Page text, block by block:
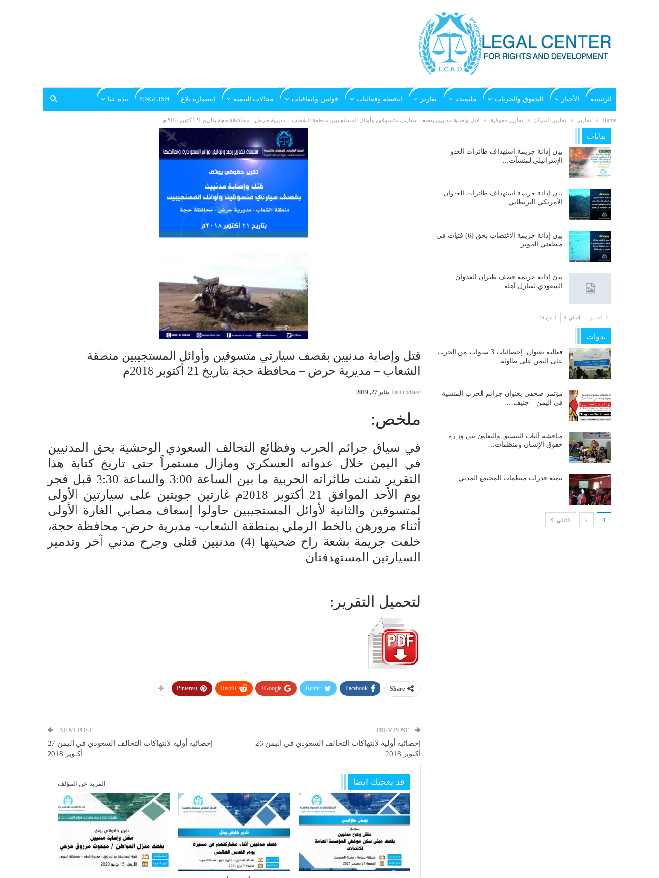
الرئيسة الأخبار الحقوق والحريات ملتميديا تقارير انشطة وفعاليات قوانين واتفاقيات مجالات التنمية إستماره بلاغ ENGLISH نبذه عنا
Home تقارير تقارير المركز تقارير حقوقية قتل وإصابة مدنيين بقصف سيارتي متسوقين وأوائل المستجيبين منطقة الشعاب – مديرية حرض – محافظة حجة بتاريخ 21 أكتوبر 2018م
قتل وإصابة مدنيين بقصف سيارتي متسوقين وأوائل المستجيبين منطقة
الشعاب – مديرية حرض – محافظة حجة بتاريخ 21 أكتوبر 2018م
Last updated يناير 27, 2019
ملخص:
في سياق جرائم الحرب وفظائع التحالف السعودي الوحشية بحق المدنيين
في اليمن خلال عدوانه العسكري ومازال مستمراً حتى تاريخ كتابة هذا
التقرير شنت طائراته الحربية ما بين الساعة 3:00 والساعة 3:30 قبل فجر
يوم الأحد الموافق 21 أكتوبر 2018م غارتين جويتين على سيارتين الأولى
لمتسوقين والثانية لأوائل المستجيبين حاولوا إسعاف مصابي الغارة الأولى
أثناء مرورهن بالخط الرملي بمنطقة الشعاب- مديرية حرض- محافظة حجة،
خلفت جريمة بشعة راح ضحيتها (4) مدنيين قتلى وجرح مدني آخر وتدمير
السيارتين المستهدفتان.
لتحميل التقرير:
Share
Facebook
Twitter
Google+
ReddIt
Pinterest
PREV POST
إحصائية أولية لإنتهاكات التحالف السعودي في اليمن 26
أكتوبر 2018
NEXT POST
إحصائية أولية لإنتهاكات التحالف السعودي في اليمن 27
أكتوبر 2018
قد يعجبك ايضا المزيد عن المؤلف
بيانات
بيان إدانة جريمة استهداف طائرات العدو
الإسرائيلي لمنشآت…
بيان إدانة جريمة استهداف طائرات العدوان
الأمريكي البريطاني…
بيان إدانة جريمة الاغتصاب بحق (6) فتيات في
منطقتي الجوير…
بيان إدانة جريمة قصف طيران العدوان
السعودي لمنازل آهلة…
السابق التالي 1 من 26
ندوات
فعالية بعنوان: إحصائيات 3 سنوات من الحرب
على اليمن على طاولة…
مؤتمر صحفي بعنوان جرائم الحرب المنسية
في اليمن – جنيف…
مناقشة آليات التنسيق والتعاون بين وزارة
حقوق الإنسان ومنظمات…
تنمية قدرات منظمات المجتمع المدني
1
2 التالي